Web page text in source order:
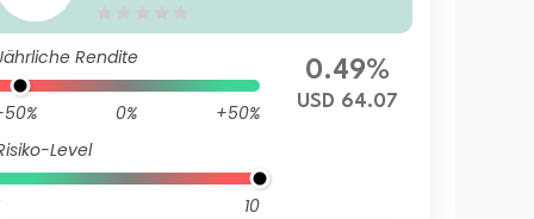
Rendite
0%
+50%
Level
10
0.49%
USD 64.07